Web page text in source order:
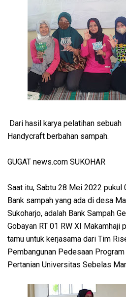
Dari hasil karya pelatihan sebuah
Handycraft berbahan sampah.
GUGAT news.com SUKOHAR
Saat itu, Sabtu 28 Mei 2022 pukul
Bank sampah yang ada di desa
Sukoharjo, adalah Bank Sampah
Gobayan RT 01 RW XI Makamhaji
tamu untuk kerjasama dari Tim
Pembangunan Pedesaan
Pertanian Universitas Sebelas